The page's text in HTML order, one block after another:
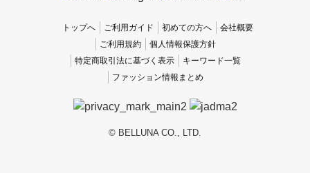
トップへ ご利用ガイド 初めての方へ
会社概要
ご利用規約
個人情報保護方針
特定商取引法に基づく表示
キーワード一覧
ファッション情報まとめ
© BELLUNA CO., LTD.